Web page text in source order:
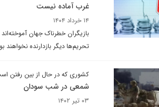
غرب آماده نیست
۱۴ خرداد ۱۴۰۴
بازیگران خطرناک جهان
تحریم‌ها دیگر بازدارنده
کشوری که در حال از بین رفتن
شمعی در شب سودان
۰۳ تیر ۱۴۰۲